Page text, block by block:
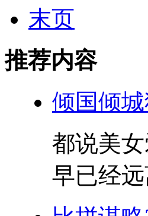
末页
推荐内容
倾国倾
都说美
早已经